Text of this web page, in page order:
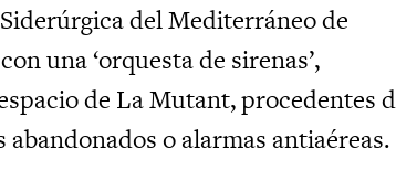
del Mediterráneo de
una ‘orquesta de sirenas’,
de La Mutant, procedentes
o alarmas antiaéreas.